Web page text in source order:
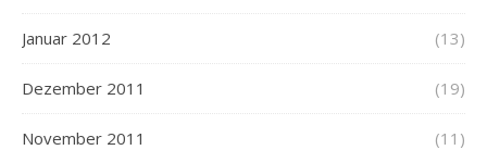
Januar 2012 (13)
Dezember 2011 (19)
November 2011 (11)